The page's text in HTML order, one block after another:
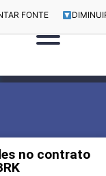
FONTE
no contrato